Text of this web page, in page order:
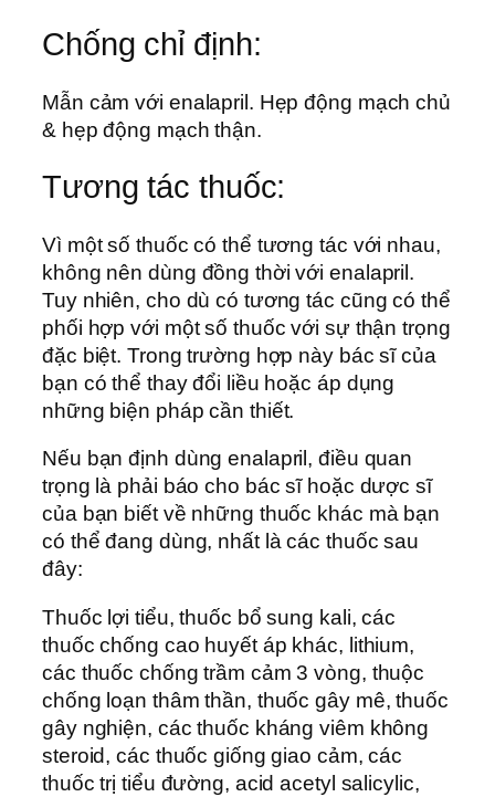
Chống chỉ định:
Mẫn cảm với enalapril. Hẹp động mạch chủ
& hẹp động mạch thận.
Tương tác thuốc:
Vì một số thuốc có thể tương tác với nhau,
không nên dùng đồng thời với enalapril.
Tuy nhiên, cho dù có tương tác cũng có thể
phối hợp với một số thuốc với sự thận trọng
đặc biệt. Trong trường hợp này bác sĩ của
bạn có thể thay đổi liều hoặc áp dụng
những biện pháp cần thiết.
Nếu bạn định dùng enalapril, điều quan
trọng là phải báo cho bác sĩ hoặc dược sĩ
của bạn biết về những thuốc khác mà bạn
có thể đang dùng, nhất là các thuốc sau
đây:
Thuốc lợi tiểu, thuốc bổ sung kali, các
thuốc chống cao huyết áp khác, lithium,
các thuốc chống trầm cảm 3 vòng, thuộc
chống loạn thâm thần, thuốc gây mê, thuốc
gây nghiện, các thuốc kháng viêm không
steroid, các thuốc giống giao cảm, các
thuốc trị tiểu đường, acid acetyl salicylic,